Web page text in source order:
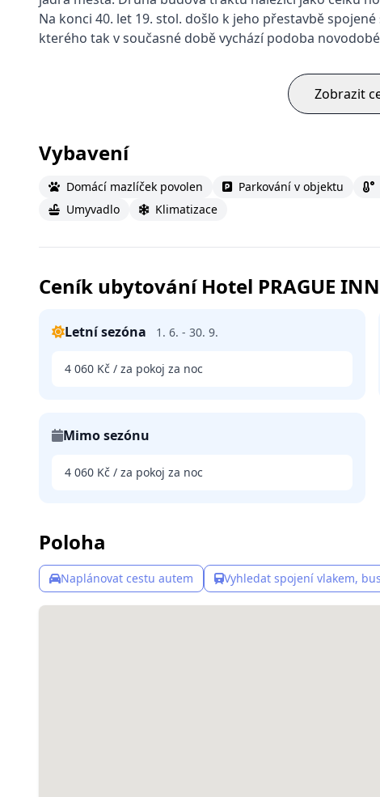
Na konci 40. let 19. stol. došlo k jeho přestavbě
kterého tak v současné době vychází podoba
Zobrazit
Vybavení
Domácí mazlíček povolen Parkování v objektu
Umyvadlo
Klimatizace
Ceník ubytování Hotel PRAGUE INN
Letní sezóna 1. 6. - 30. 9.
4 060 Kč / za pokoj za noc
Mimo sezónu
4 060 Kč / za pokoj za noc
Poloha
Naplánovat cestu autem Vyhledat spojení vlakem,